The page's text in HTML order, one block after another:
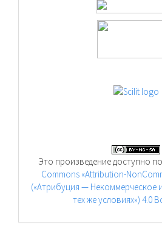
Это произведение доступно
Commons «Attribution-
(«Атрибуция — Некоммерческое
тех же условиях») 4.0